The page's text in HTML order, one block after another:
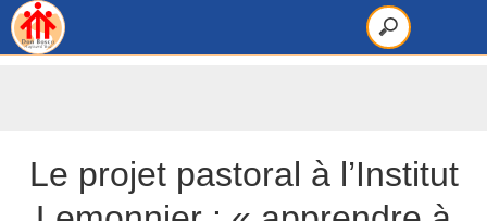
Le projet pastoral à l’Institut